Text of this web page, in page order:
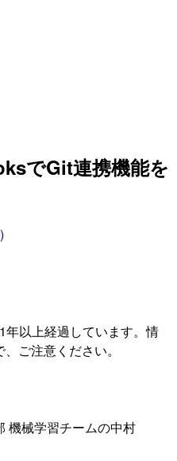
でGit連携機能を
年以上経過しています。情
ご注意ください。
機械学習チームの中村